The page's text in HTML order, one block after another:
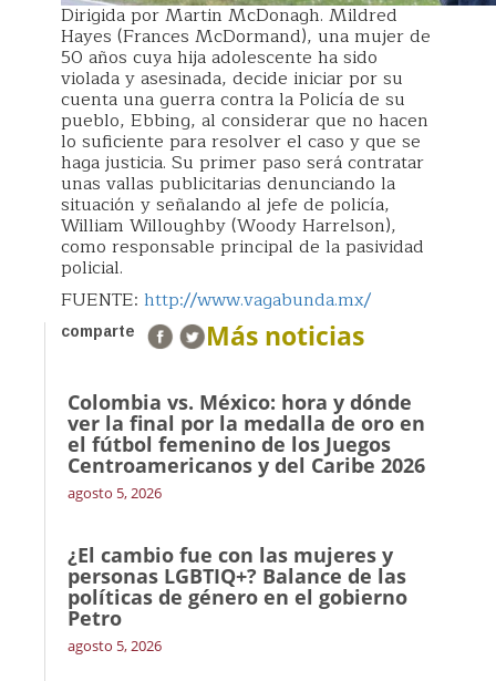
Dirigida por Martin McDonagh. Mildred
Hayes (Frances McDormand), una mujer de
50 años cuya hija adolescente ha sido
violada y asesinada, decide iniciar por su
cuenta una guerra contra la Policía de su
pueblo, Ebbing, al considerar que no hacen
lo suficiente para resolver el caso y que se
haga justicia. Su primer paso será contratar
unas vallas publicitarias denunciando la
situación y señalando al jefe de policía,
William Willoughby (Woody Harrelson),
como responsable principal de la pasividad
policial.
FUENTE: http://www.vagabunda.mx/
comparte Más noticias
Colombia vs. México: hora y dónde
ver la final por la medalla de oro en
el fútbol femenino de los Juegos
Centroamericanos y del Caribe 2026
agosto 5, 2026
¿El cambio fue con las mujeres y
personas LGBTIQ+? Balance de las
políticas de género en el gobierno
Petro
agosto 5, 2026